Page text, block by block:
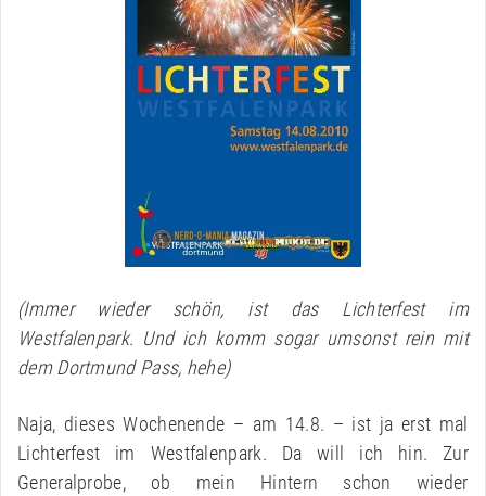
(Immer wieder schön, ist das Lichterfest im
Westfalenpark. Und ich komm sogar umsonst rein mit
dem Dortmund Pass, hehe)
Naja, dieses Wochenende – am 14.8. – ist ja erst mal
Lichterfest im Westfalenpark. Da will ich hin. Zur
Generalprobe, ob mein Hintern schon wieder